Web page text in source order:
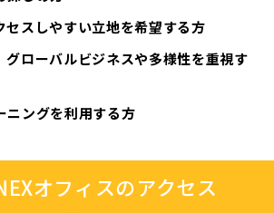
セスしやすい立地を希望する方
グローバルビジネスや多様性を重視す
ニングを利用する方
オフィスのアクセス